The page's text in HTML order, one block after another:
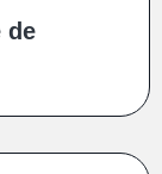
de